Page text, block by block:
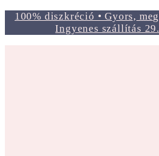
100% diszkréció • Gyors,
Ingyenes szállítás